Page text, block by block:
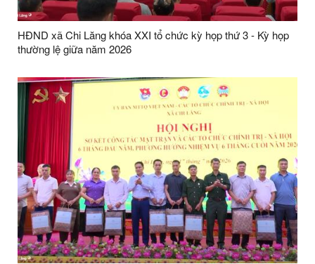
HĐND xã Chi Lăng khóa XXI tổ chức kỳ họp thứ 3 - Kỳ họp
thường lệ giữa năm 2026